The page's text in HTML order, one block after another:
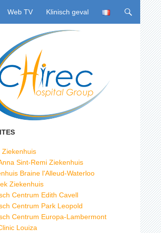
Web TV Klinisch geval
Ziekenhuis
Sint-Remi Ziekenhuis
Braine l'Alleud-Waterloo
Ziekenhuis
Centrum Edith Cavell
Centrum Park Leopold
Centrum Europa-Lambermont
Louiza